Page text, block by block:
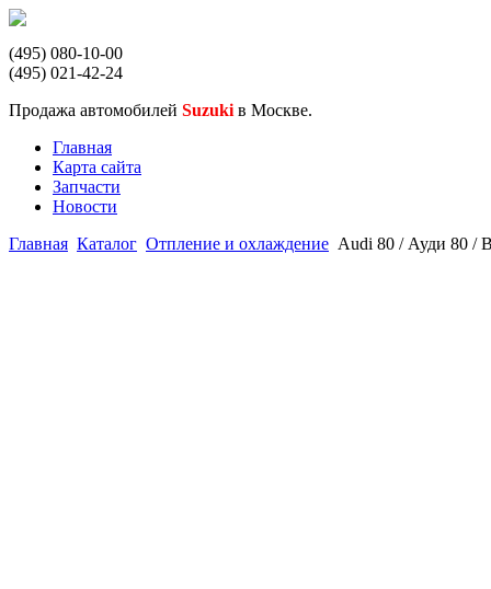
(495) 080-10-00
(495) 021-42-24
Продажа автомобилей Suzuki в Москве.
Главная
Карта сайта
Запчасти
Новости
Главная Каталог Отпление и охлаждение Audi 80 / Ауди 80 /